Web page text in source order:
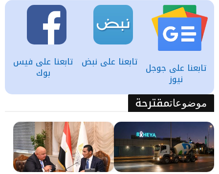
تابعنا على فيس
بوك
تابعنا على نبض تابعنا على جوجل
نيوز
موضوعاتمقترحة